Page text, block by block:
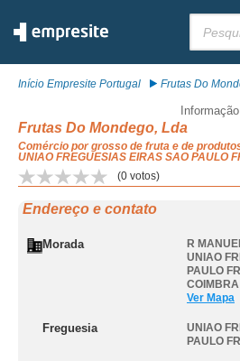
Início Empresite Portugal Frutas Do
Frutas Do Mondego, Lda
Comércio por grosso de fruta e de
UNIAO FREGUESIAS EIRAS SAO PAULO
(0 votos)
Endereço e contato
Morada R
UNIAO
PAULO
COIMBRA
Ver Mapa
Freguesia
UNIAO
PAULO